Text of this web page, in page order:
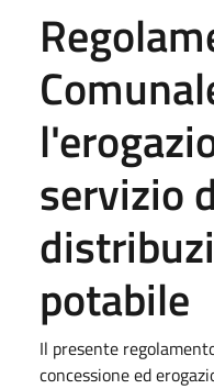
servizio
potabile
Il presente
concessione ed